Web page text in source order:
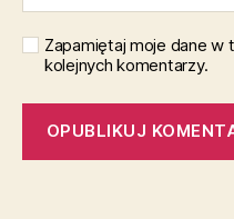
Zapamiętaj moje dane w
kolejnych komentarzy.